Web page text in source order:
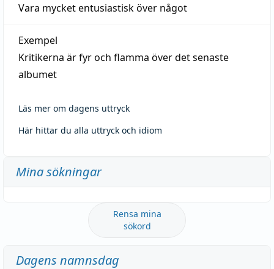
Vara mycket entusiastisk över något
Exempel
Kritikerna är fyr och flamma över det senaste
albumet
Läs mer om dagens uttryck
Här hittar du alla uttryck och idiom
Mina sökningar
Rensa mina
sökord
Dagens namnsdag